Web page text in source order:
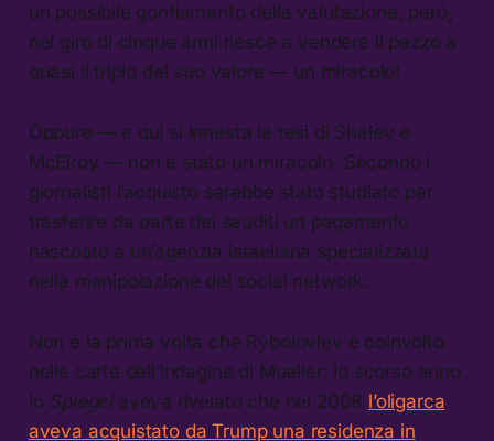
un possibile gonfiamento della valutazione, però,
nel giro di cinque anni riesce a vendere il pezzo a
quasi il triplo del suo valore — un miracolo!
Oppure — e qui si innesta la tesi di Shalev e
McElroy — non è stato un miracolo. Secondo i
giornalisti l’acquisto sarebbe stato studiato per
trasferire da parte dei sauditi un pagamento
nascosto a un’agenzia israeliana specializzata
nella manipolazione dei social network.
Non è la prima volta che Rybolovlev è coinvolto
nelle carte dell’indagine di Mueller: lo scorso anno
lo Spiegelaveva rivelato che nel 2008 l’oligarca
aveva acquistato da Trump una residenza in